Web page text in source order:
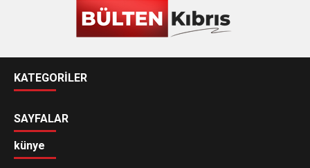
KATEGORİLER
SAYFALAR
künye